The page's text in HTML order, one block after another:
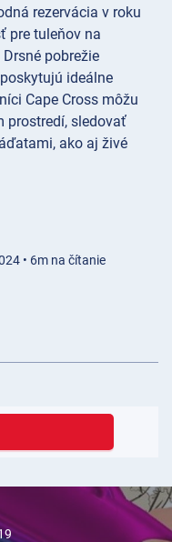
rezervácia v roku
pre tuleňov na
pobrežie
ideálne
Cape Cross môžu
prostredí, sledovať
ako aj živé
• 6m na čítanie